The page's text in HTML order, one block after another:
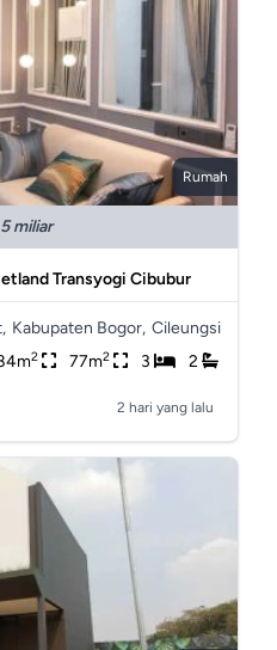
Rumah
miliar
Transyogi Cibubur
Kabupaten Bogor, Cileungsi
2 77m2 3 2
2 hari yang lalu